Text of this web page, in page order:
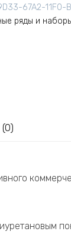
67A2-11F0-
ряды и